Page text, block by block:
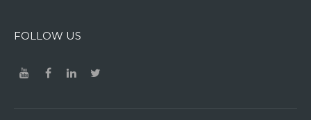
FOLLOW US